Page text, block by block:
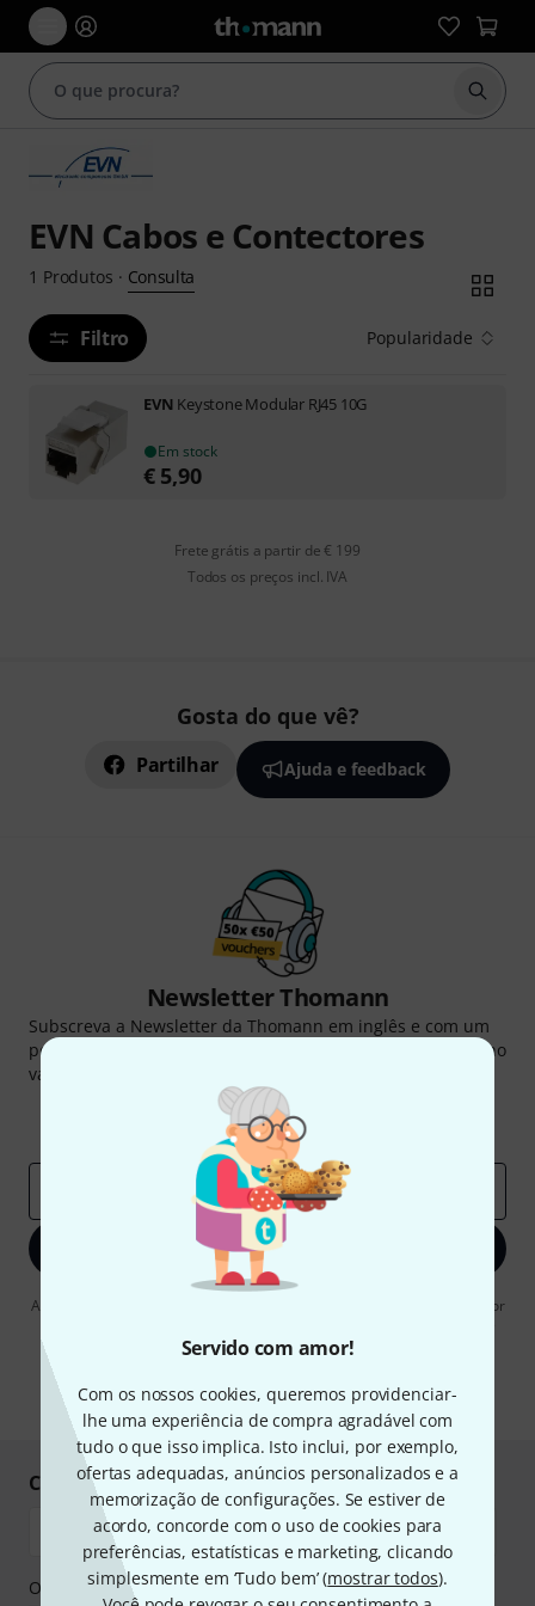
Servido com amor!
Com os nossos cookies, queremos providenciar-
lhe uma experiência de compra agradável com
tudo o que isso implica. Isto inclui, por exemplo,
ofertas adequadas, anúncios personalizados e a
memorização de configurações. Se estiver de
acordo, concorde com o uso de cookies para
preferências, estatísticas e marketing, clicando
simplesmente em ‘Tudo bem’ (mostrar todos).
Iniciar
EVN Cabos e Contectores
1 Produtos · Consulta
Filtro Popularidade
EVN Keystone Modular RJ45 10G
Em stock
€ 5,90
Frete grátis a partir de € 199
Todos os preços incl. IVA
Gosta do que vê?
Partilhar Ajuda e feedback
Newsletter Thomann
Subscreva a Newsletter da Thomann em inglês e com um
pouco de sorte você poderá ganhar um dos
no
valor de
Contribuições inspiradoras
Insights da Thomann
Endereço de e-mail
Inscreva-se agora
Ao clicar em "Inscreva-se agora", concordo em receber publicidade por
encontrar mais informações sobre a newsletter na nossa
* Requeridos
Compre e pague em segurança
O pagamento pode ser feito de forma segura através de